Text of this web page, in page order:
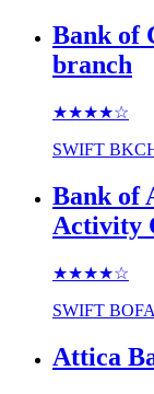
Bank of
branch
★★★★☆
SWIFT
Bank of
Activity
★★★★☆
SWIFT
Attica